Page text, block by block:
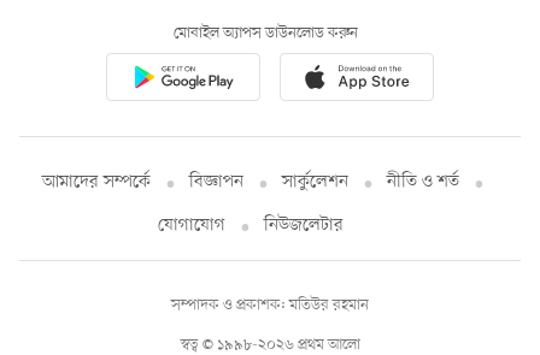
মোবাইল অ্যাপস ডাউনলোড করুন
আমাদের সম্পর্কে বিজ্ঞাপন সার্কুলেশন
নীতি ও শর্ত
যোগাযোগ
নিউজলেটার
স্বত্ব © ১৯৯৮-২০২৬ প্রথম আলো
সম্পাদক ও প্রকাশক: মতিউর রহমান